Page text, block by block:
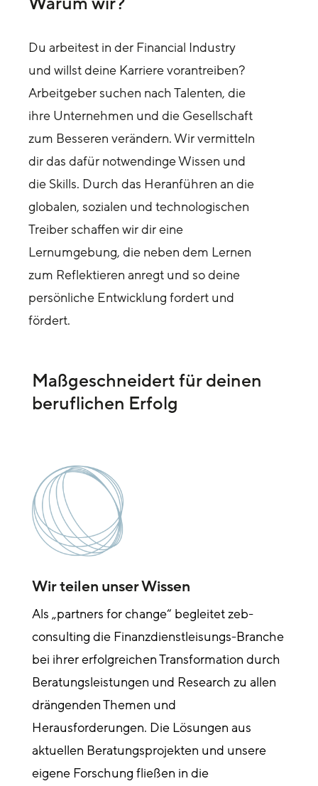
Du arbeitest in der Financial Industry
und willst deine Karriere vorantreiben?
Arbeitgeber suchen nach Talenten, die
ihre Unternehmen und die Gesellschaft
zum Besseren verändern. Wir vermitteln
dir das dafür notwendinge Wissen und
die Skills. Durch das Heranführen an die
globalen, sozialen und technologischen
Treiber schaffen wir dir eine
Lernumgebung, die neben dem Lernen
zum Reflektieren anregt und so deine
persönliche Entwicklung fordert und
fördert.
Maßgeschneidert für deinen
beruflichen Erfolg
Wir teilen unser Wissen
Als „partners for change“ begleitet zeb-
consulting die Finanzdienstleisungs-Branche
bei ihrer erfolgreichen Transformation durch
Beratungsleistungen und Research zu allen
drängenden Themen und
Herausforderungen. Die Lösungen aus
aktuellen Beratungsprojekten und unsere
eigene Forschung fließen in die